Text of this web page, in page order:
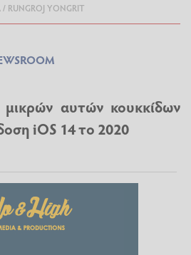
YONGRIT
αυτών κουκκίδων
iOS 14 το 2020